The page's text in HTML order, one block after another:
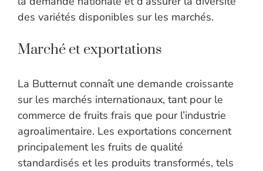
des variétés disponibles sur les marchés.
Marché et exportations
La Butternut connaît une demande croissante
sur les marchés internationaux, tant pour le
commerce de fruits frais que pour l’industrie
agroalimentaire. Les exportations concernent
principalement les fruits de qualité
standardisés et les produits transformés, tels